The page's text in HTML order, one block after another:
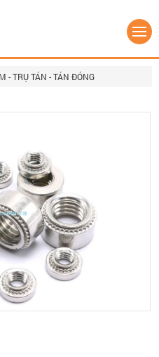
- TRỤ TÁN - TÁN ĐÓNG